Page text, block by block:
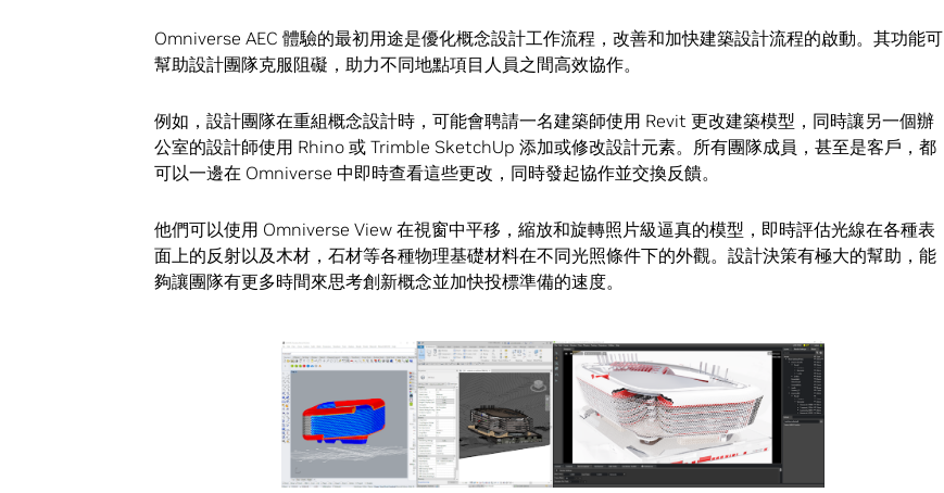
Omniverse AEC 體驗的最初用途是優化概念設計工作流程，改善和加快建築設計流程的啟動。其功能可
幫助設計團隊克服阻礙，助力不同地點項目人員之間高效協作。
例如，設計團隊在重組概念設計時，可能會聘請一名建築師使用 Revit 更改建築模型，同時讓另一個辦
公室的設計師使用 Rhino 或 Trimble SketchUp 添加或修改設計元素。所有團隊成員，甚至是客戶，都
可以一邊在 Omniverse 中即時查看這些更改，同時發起協作並交換反饋。
他們可以使用 Omniverse View 在視窗中平移，縮放和旋轉照片級逼真的模型，即時評估光線在各種表
面上的反射以及木材，石材等各種物理基礎材料在不同光照條件下的外觀。設計決策有極大的幫助，能
夠讓團隊有更多時間來思考創新概念並加快投標準備的速度。